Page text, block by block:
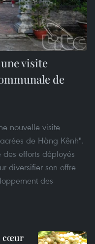
visite
de
nouvelle visite
de Hàng Kênh".
efforts déployés
diversifier son offre
des
cœur